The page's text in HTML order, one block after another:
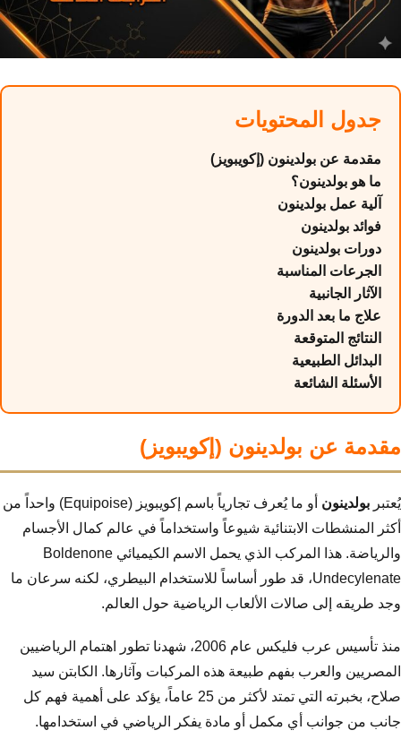
جدول المحتويات
مقدمة عن بولدينون (إكويبويز)
ما هو بولدينون؟
آلية عمل بولدينون
فوائد بولدينون
دورات بولدينون
الجرعات المناسبة
الآثار الجانبية
علاج ما بعد الدورة
النتائج المتوقعة
البدائل الطبيعية
الأسئلة الشائعة
مقدمة عن بولدينون (إكويبويز)
يُعتبر بولدينون
أو ما يُعرف تجارياً باسم إكويبويز (Equipoise) واحداً من
أكثر المنشطات الابتنائية شيوعاً واستخداماً في عالم كمال الأجسام
والرياضة. هذا المركب الذي يحمل الاسم الكيميائي Boldenone
Undecylenate، قد طور أساساً للاستخدام البيطري، لكنه سرعان ما
وجد طريقه إلى صالات الألعاب الرياضية حول العالم.
منذ تأسيس عرب فليكس عام 2006، شهدنا تطور اهتمام الرياضيين
المصريين والعرب بفهم طبيعة هذه المركبات وآثارها. الكابتن سيد
صلاح، بخبرته التي تمتد لأكثر من 25 عاماً، يؤكد على أهمية فهم كل
جانب من جوانب أي مكمل أو مادة يفكر الرياضي في استخدامها.